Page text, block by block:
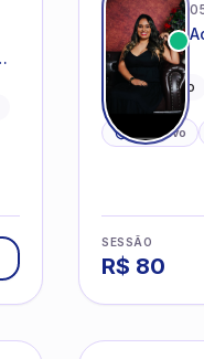
Acolhimento
CRP ativo
SESSÃO
R$ 80